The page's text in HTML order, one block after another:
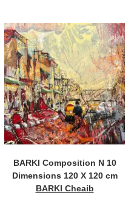
BARKI Composition N 10
Dimensions 120 X 120 cm
BARKI Cheaib